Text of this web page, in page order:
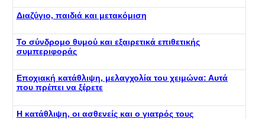
Διαζύγιο, παιδιά και μετακόμιση
Το σύνδρομο θυμού και εξαιρετικά επιθετικής
συμπεριφοράς
Εποχιακή κατάθλιψη, μελαγχολία του χειμώνα: Αυτά
που πρέπει να ξέρετε
Η κατάθλιψη, οι ασθενείς και ο γιατρός τους